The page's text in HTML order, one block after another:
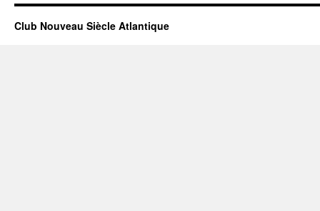
Club Nouveau Siècle Atlantique